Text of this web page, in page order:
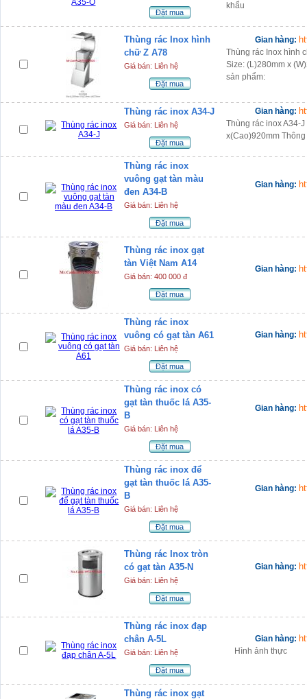
Đặt mua
khẩu
Thùng rác Inox hình
chữ Z A78
Giá bán: Liên hệ
Đặt mua
Gian hàng:
Thùng rác Inox
Size: (L)280mm x
sản phẩm:
Thùng rác inox A34-J
Giá bán: Liên hệ
Đặt mua
Gian hàng:
Thùng rác inox A34-
x(Cao)920mm
Thùng rác inox
vuông gạt tàn màu
đen A34-B
Giá bán: Liên hệ
Đặt mua
Gian hàng:
Thùng rác inox gạt
tàn Việt Nam A14
Giá bán: 400 000 đ
Đặt mua
Gian hàng:
Thùng rác inox
vuông có gạt tàn A61
Giá bán: Liên hệ
Đặt mua
Gian hàng:
Thùng rác inox có
gạt tàn thuốc lá A35-
B
Giá bán: Liên hệ
Đặt mua
Gian hàng:
Thùng rác inox để
gạt tàn thuốc lá A35-
B
Giá bán: Liên hệ
Đặt mua
Gian hàng:
Thùng rác Inox tròn
có gạt tàn A35-N
Giá bán: Liên hệ
Đặt mua
Gian hàng:
Thùng rác inox đạp
chân A-5L
Giá bán: Liên hệ
Đặt mua
Gian hàng:
Hình ảnh thực
Thùng rác inox gạt